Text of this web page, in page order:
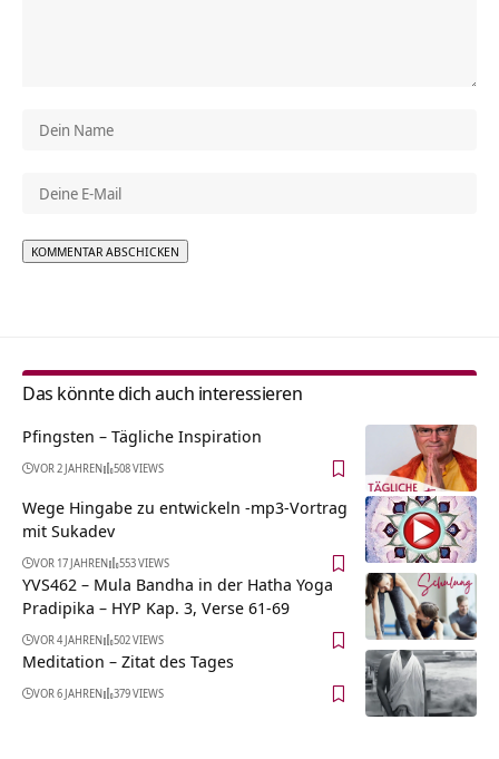
Das könnte dich auch interessieren
Pfingsten – Tägliche Inspiration
VOR 2 JAHREN 508 VIEWS
Wege Hingabe zu entwickeln -mp3-Vortrag
mit Sukadev
VOR 17 JAHREN 553 VIEWS
YVS462 – Mula Bandha in der Hatha Yoga
Pradipika – HYP Kap. 3, Verse 61-69
VOR 4 JAHREN 502 VIEWS
Meditation – Zitat des Tages
VOR 6 JAHREN 379 VIEWS